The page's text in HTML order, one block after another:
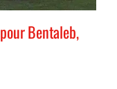
Bentaleb,